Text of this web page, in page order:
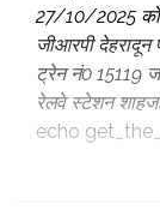
27/10/2025 को
जीआरपी
ट्रेन नं0 15119
रेलवे स्टेशन
echo